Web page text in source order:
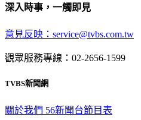
深入時事，一觸即見
意見反映：service@tvbs.com.tw
觀眾服務專線：02-2656-1599
TVBS新聞網
關於我們 56新聞台節目表